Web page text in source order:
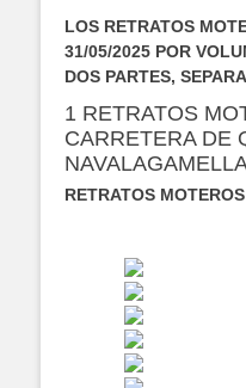
LOS RETRATOS
31/05/2025 POR
DOS PARTES,
1 RETRATOS
CARRETERA DE
RETRATOS